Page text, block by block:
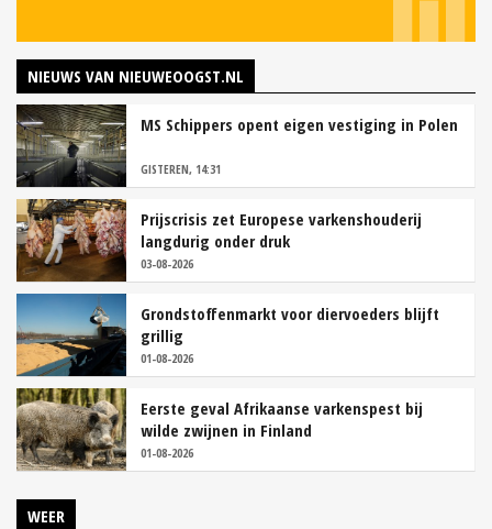
NIEUWS VAN NIEUWEOOGST.NL
MS Schippers opent eigen vestiging in Polen
GISTEREN, 14:31
Prijscrisis zet Europese varkenshouderij
langdurig onder druk
03-08-2026
Grondstoffenmarkt voor diervoeders blijft
grillig
01-08-2026
Eerste geval Afrikaanse varkenspest bij
wilde zwijnen in Finland
01-08-2026
WEER